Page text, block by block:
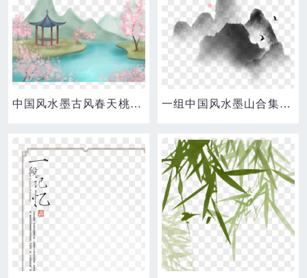
中国风水墨古风春天桃花亭子意境图 一组中国风水墨山合集一元素